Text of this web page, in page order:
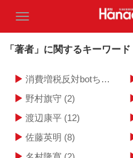
「著者」に関するキーワード
消費増税反対botちゃん (2)
野村旗守 (2)
渡辺康平 (12)
佐藤英明 (8)